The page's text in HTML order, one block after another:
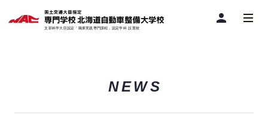
person
NEWS